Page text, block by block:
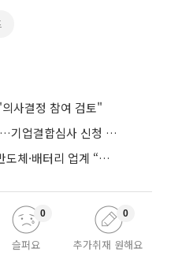
사결정 참여 검토"
한화, KAI 지분 보유 15% 넘어…기업결합심사 신청 예정
‘한국판 IRA’ 베일 벗었지만…반도체·배터리 업계 “시행령이 관건”
슬퍼요
0
추가취재 원해요
0